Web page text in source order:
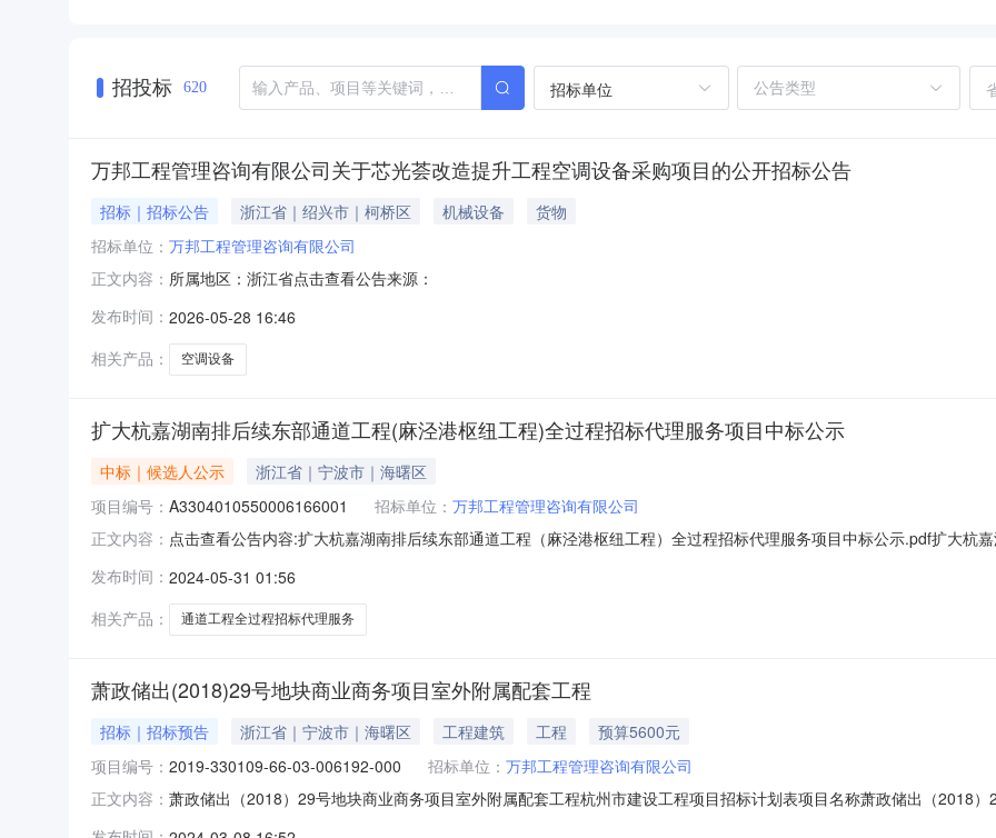
招投标 620 招标单位
万邦工程管理咨询有限公司关于芯光荟改造提升工程空调设备采购项目的公开招标公告
招标｜招标公告 浙江省｜绍兴市｜柯桥区 机械设备
货物
招标单位： 万邦工程管理咨询有限公司
正文内容： 所属地区：浙江省点击查看公告来源：
发布时间： 2026-05-28 16:46
相关产品：
空调设备
扩大杭嘉湖南排后续东部通道工程(麻泾港枢纽工程)全过程招标代理服务项目中标公示
中标｜候选人公示
浙江省｜宁波市｜海曙区
项目编号： A3304010550006166001 招标单位： 万邦工程管理咨询有限公司
正文内容： 点击查看公告内容:扩大杭嘉湖南排后续东部通道工程（麻泾港枢纽工程）全过程招标代理服务项目中标公示.pdf扩大杭
后续东部通道工程（麻泾港枢纽工程）全过程招标代理服务扩大杭嘉湖南排后续东部通道工程（麻泾港枢纽工程）全过
兴市杭嘉湖南排工程管理服
发布时间： 2024-05-31 01:56
相关产品：
通道工程全过程招标代理服务
萧政储出(2018)29号地块商业商务项目室外附属配套工程
招标｜招标预告 浙江省｜宁波市｜海曙区 工程建筑 工程
预算5600元
项目编号： 2019-330109-66-03-006192-000 招标单位： 万邦工程管理咨询有限公司
正文内容： 萧政储出（2018）29号地块商业商务项目室外附属配套工程杭州市建设工程项目招标计划表项目名称萧政储出（2018